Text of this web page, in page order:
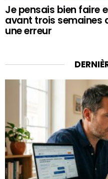
Je pensais bien faire
avant trois semaines
une erreur